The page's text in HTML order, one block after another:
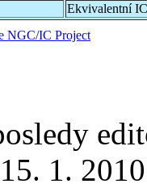
Ekvivalentní
NGC/IC Project
1.